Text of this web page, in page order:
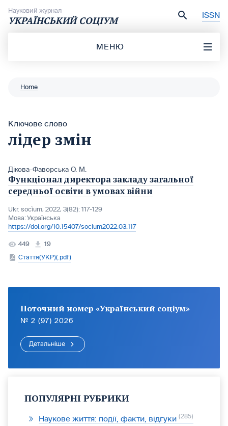
Науковий журнал
УКРАЇНСЬКИЙ СОЦІУМ ISSN
МЕНЮ
Home
Ключове слово
лідер змін
Дікова-Фаворська О. М.
Функціонал директора закладу загальної
середньої освіти в умовах війни
Ukr. socìum, 2022, 3(82): 117-129
Мова:Українська
https://doi.org/10.15407/socium2022.03.117
449
19
Стаття(УКР)(.pdf)
Поточний номер «Український соціум»
№ 2 (97) 2026
Детальніше
ПОПУЛЯРНІ РУБРИКИ
Наукове життя: події, факти, відгуки 285